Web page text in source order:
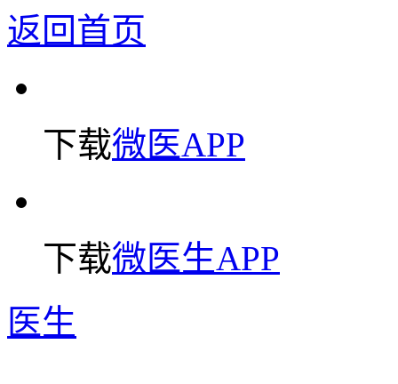
返回首页
下载微医APP
下载微医生APP
医生